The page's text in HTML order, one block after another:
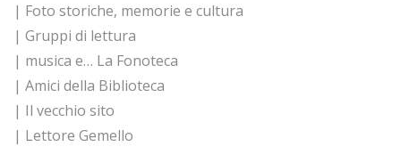
| Foto storiche, memorie e cultura
| Gruppi di lettura
| musica e… La Fonoteca
| Amici della Biblioteca
| Il vecchio sito
| Lettore Gemello